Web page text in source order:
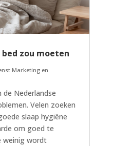
zou moeten
Marketing en
de Nederlandse
Velen zoeken
slaap hygiëne
om goed te
weinig wordt